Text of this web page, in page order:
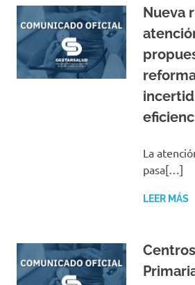
Nueva
La
pasa[…]
LEER MÁS